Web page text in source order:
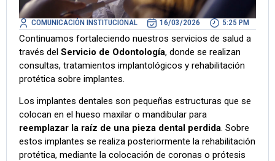
COMUNICACIÓN INSTITUCIONAL 16/03/2026 5:25 PM
Continuamos fortaleciendo nuestros servicios de salud a
través del Servicio de Odontología, donde se realizan
consultas, tratamientos implantológicos y rehabilitación
protética sobre implantes.
Los implantes dentales son pequeñas estructuras que se
colocan en el hueso maxilar o mandibular para
reemplazar la raíz de una pieza dental perdida. Sobre
estos implantes se realiza posteriormente la rehabilitación
protética, mediante la colocación de coronas o prótesis